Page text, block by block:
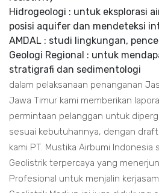
Hidrogeologi : untuk eksplorasi
posisi aquifer dan mendeteksi
AMDAL : studi lingkungan,
Geologi Regional : untuk
stratigrafi dan sedimentologi
dalam pelaksanaan penanganan
Jawa Timur kami memberikan
permintaan pelanggan untuk
sesuai kebutuhannya, dengan
kami PT. Mustika Airbumi Indonesia
Geolistrik terpercaya yang
Profesional untuk menjalin